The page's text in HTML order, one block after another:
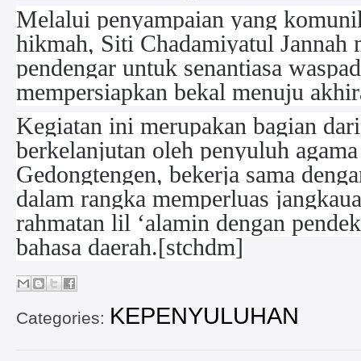
Melalui penyampaian yang
hikmah, Siti Chadamiyatul Jannah
pendengar untuk senantiasa
mempersiapkan bekal menuju
Kegiatan ini merupakan bagian
berkelanjutan oleh penyuluh
Gedongtengen, bekerja sama
dalam rangka memperluas
rahmatan lil ‘alamin dengan
bahasa daerah.[stchdm]
Categories: KEPENYULUHAN